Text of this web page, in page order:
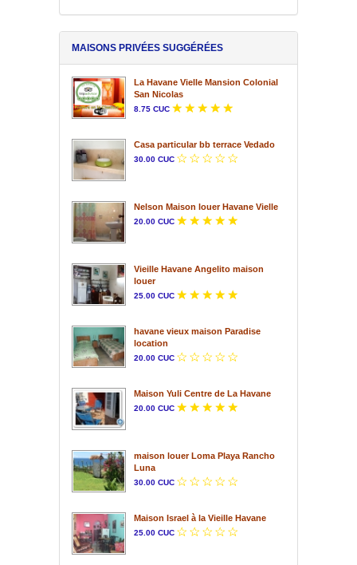
MAISONS PRIVÉES SUGGÉRÉES
La Havane Vielle Mansion Colonial
San Nicolas
8.75 CUC
Casa particular bb terrace Vedado
30.00 CUC
Nelson Maison louer Havane Vielle
20.00 CUC
Vieille Havane Angelito maison
louer
25.00 CUC
havane vieux maison Paradise
location
20.00 CUC
Maison Yuli Centre de La Havane
20.00 CUC
maison louer Loma Playa Rancho
Luna
30.00 CUC
Maison Israel à la Vieille Havane
25.00 CUC